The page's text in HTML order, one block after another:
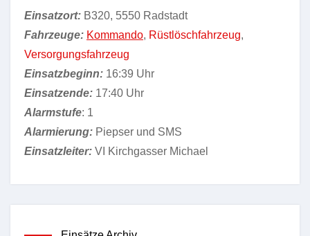
Einsatzort: B320, 5550 Radstadt
Fahrzeuge: Kommando, Rüstlöschfahrzeug,
Versorgungsfahrzeug
Einsatzbeginn: 16:39 Uhr
Einsatzende: 17:40 Uhr
Alarmstufe: 1
Alarmierung: Piepser und SMS
Einsatzleiter: VI Kirchgasser Michael